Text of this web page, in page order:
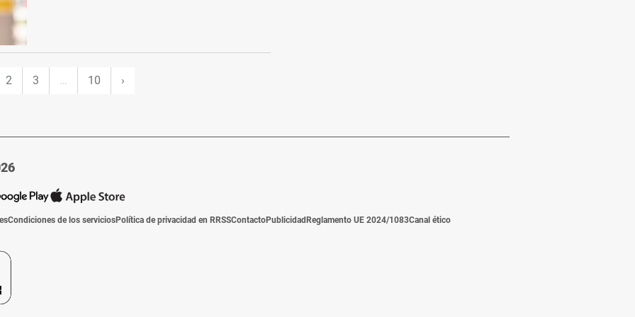
2 3 … 10 ›
Condiciones de los serviciosPolítica de privacidad en RRSSContactoPublicidad Reglamento UE 2024/1083Canal ético